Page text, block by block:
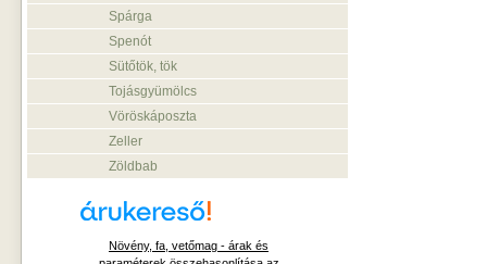
Spárga
Spenót
Sütőtök, tök
Tojásgyümölcs
Vöröskáposzta
Zeller
Zöldbab
Növény, fa, vetőmag - árak és